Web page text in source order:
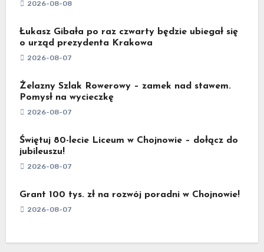
2026-08-08
Łukasz Gibała po raz czwarty będzie ubiegał się
o urząd prezydenta Krakowa
2026-08-07
Żelazny Szlak Rowerowy – zamek nad stawem.
Pomysł na wycieczkę
2026-08-07
Świętuj 80-lecie Liceum w Chojnowie – dołącz do
jubileuszu!
2026-08-07
Grant 100 tys. zł na rozwój poradni w Chojnowie!
2026-08-07